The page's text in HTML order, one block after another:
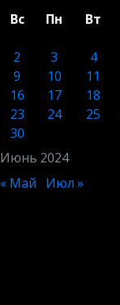
Июнь 2024
Вс Пн Вт
2
3 4
9
10 11
16
17 18
23
24 25
30
« Май Июл »